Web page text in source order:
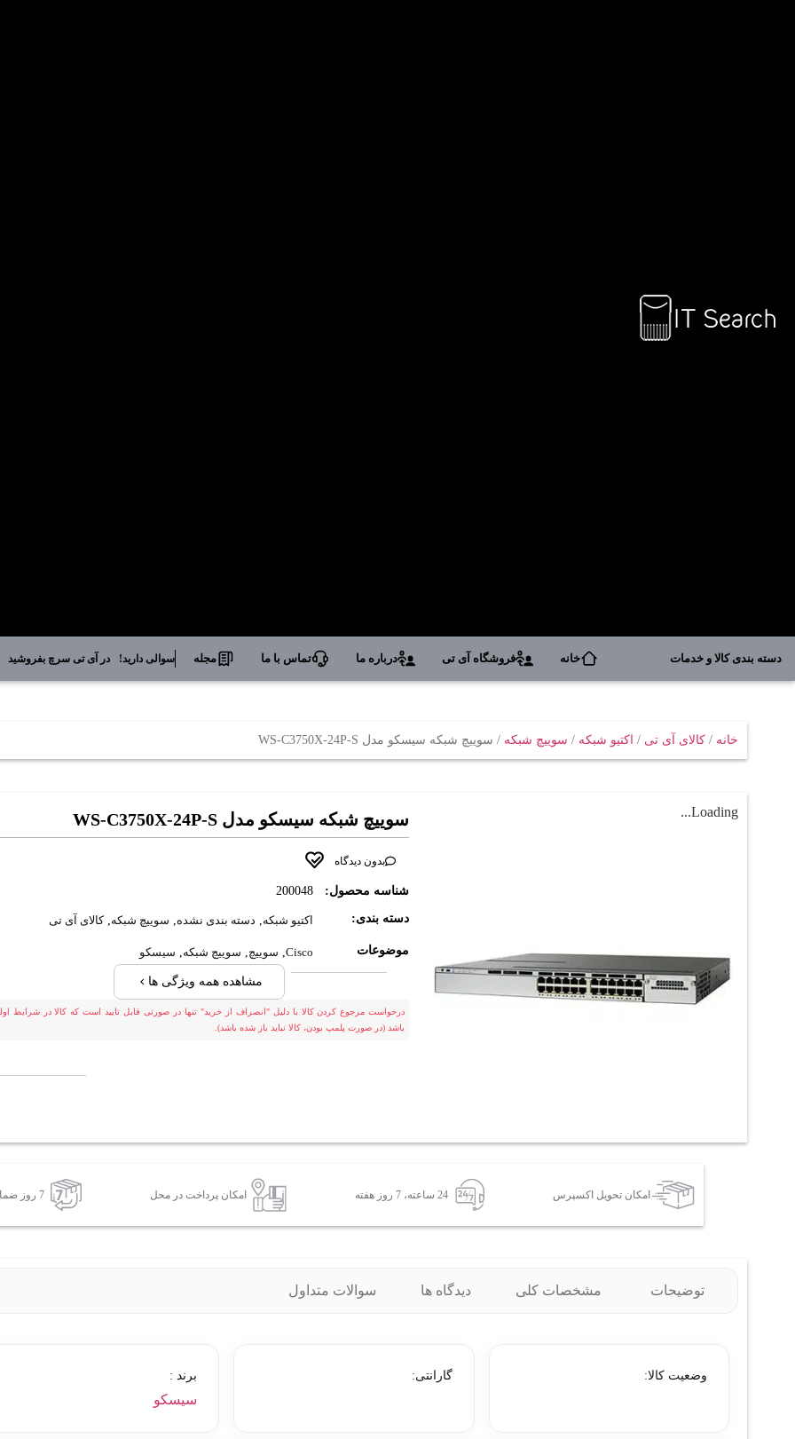
دسته بندی کالا و خدمات خانه فروشگاه آی تی درباره ما تماس با ما مجله سوالی دارید! در آی تی سرچ بفروشید
خانه / کالای آی تی / اکتیو شبکه / سوییچ شبکه / سوييچ شبکه سيسکو مدل WS-C3750X-24P-S
Loading... سوييچ شبکه سيسکو مدل WS-C3750X-24P-S
بدون دیدگاه
شناسه محصول: 200048
دسته بندی: اکتیو شبکه دسته بندی نشده سوییچ شبکه ,کالای آی تی
موضوعات Cisco
, سوییچ سوییچ شبکه سیسکو
مشاهده همه ویژگی ها
درخواست مرجوع کردن کالا با دلیل "انصراف از خرید" تنها در صورتی قابل تایید است که کالا در شرایط
باشد (در صورت پلمپ بودن، کالا نباید باز شده باشد).
امکان تحویل اکسپرس 24 ساعته، 7 روز هفته امکان پرداخت در محل 7 روز ضمانت بازگشت کالا
توضیحات مشخصات کلی دیدگاه ها سوالات متداول
وضعیت کالا: گارانتی: برند :
سیسکو